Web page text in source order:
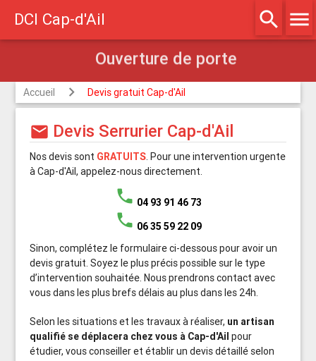
DCI Cap-d'Ail search menu
Accueil Devis gratuit Cap-d'Ail
mail Devis Serrurier Cap-d'Ail
Nos devis sont GRATUITS. Pour une intervention urgente
à Cap-d'Ail, appelez-nous directement.
phone 04 93 91 46 73
phone 06 35 59 22 09
Sinon, complétez le formulaire ci-dessous pour avoir un
devis gratuit. Soyez le plus précis possible sur le type
d’intervention souhaitée. Nous prendrons contact avec
vous dans les plus brefs délais au plus dans les 24h.
Selon les situations et les travaux à réaliser, un artisan
qualifié se déplacera chez vous à Cap-d'Ail pour
étudier, vous conseiller et établir un devis détaillé selon